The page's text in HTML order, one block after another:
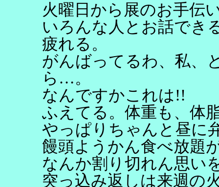
火曜日から展のお手伝
いろんな人とお話でき
疲れる。
がんばってるわ、私、
ら…。
なんですかこれは!!
ふえてる。体重も、体
やっぱりちゃんと昼に
饅頭ようかん食べ放題
なんか割り切れん思い
突っ込み返しは来週の